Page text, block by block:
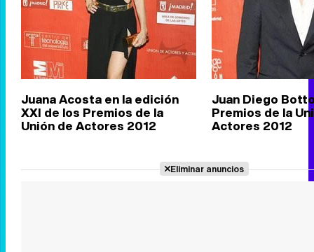
Juana Acosta en la edición
XXI de los Premios de la
Unión de Actores 2012
Juan Diego
Premios de la
Actores 2012
Eliminar anuncios